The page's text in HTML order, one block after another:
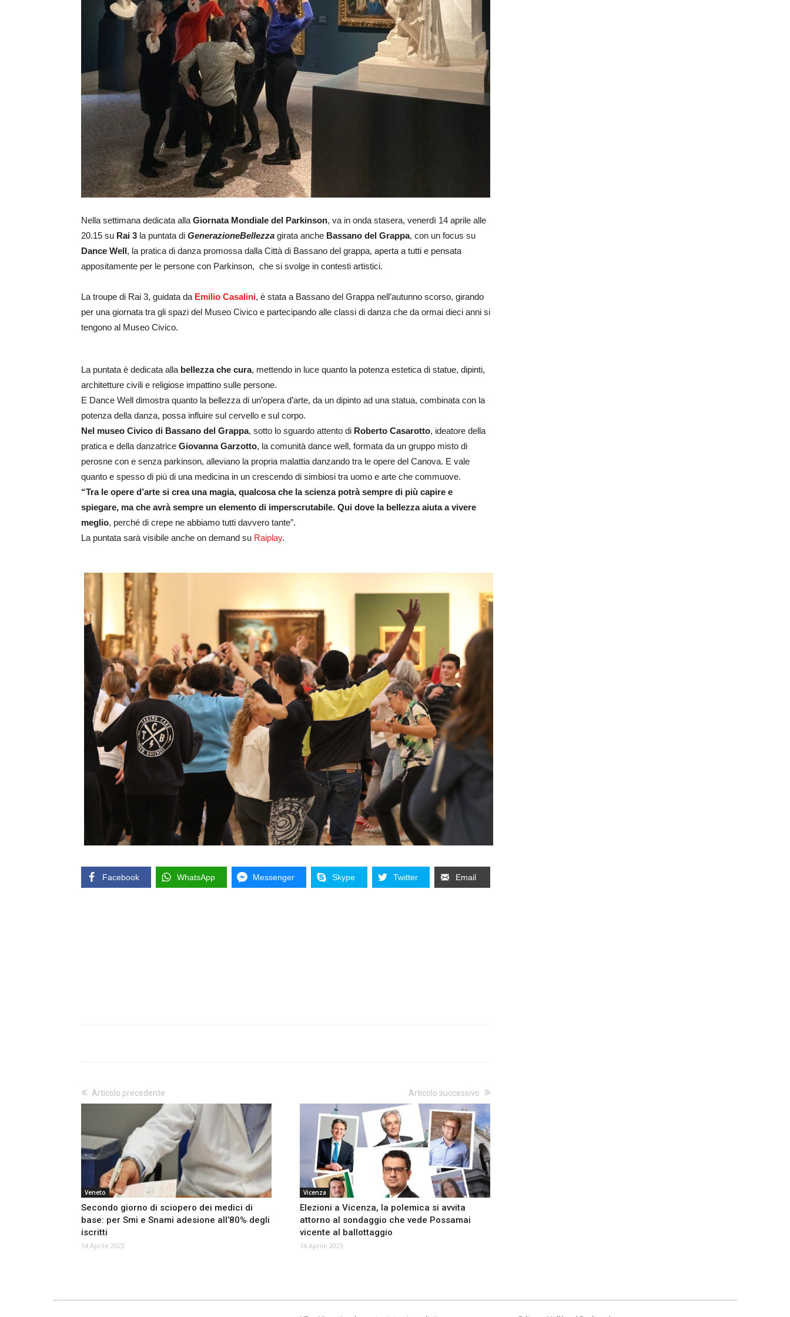
Nella settimana dedicata alla Giornata Mondiale del Parkinson, va in onda stasera, venerdì 14 aprile alle
20.15 su Rai 3 la puntata di GenerazioneBellezza girata anche Bassano del Grappa, con un focus su
Dance Well, la pratica di danza promossa dalla Città di Bassano del grappa, aperta a tutti e pensata
appositamente per le persone con Parkinson, che si svolge in contesti artistici.
La troupe di Rai 3, guidata da Emilio Casalini, è stata a Bassano del Grappa nell’autunno scorso, girando
per una giornata tra gli spazi del Museo Civico e partecipando alle classi di danza che da ormai dieci anni si
tengono al Museo Civico.
La puntata è dedicata alla bellezza che cura, mettendo in luce quanto la potenza estetica di statue, dipinti,
architetture civili e religiose impattino sulle persone.
E Dance Well dimostra quanto la bellezza di un’opera d’arte, da un dipinto ad una statua, combinata con la
potenza della danza, possa influire sul cervello e sul corpo.
Nel museo Civico di Bassano del Grappa, sotto lo sguardo attento di Roberto Casarotto, ideatore della
pratica e della danzatrice Giovanna Garzotto, la comunità dance well, formata da un gruppo misto di
perosne con e senza parkinson, alleviano la propria malattia danzando tra le opere del Canova. E vale
quanto e spesso di più di una medicina in un crescendo di simbiosi tra uomo e arte che commuove.
“Tra le opere d’arte si crea una magia, qualcosa che la scienza potrà sempre di più capire e
spiegare, ma che avrà sempre un elemento di imperscrutabile. Qui dove la bellezza aiuta a vivere
meglio, perché di crepe ne abbiamo tutti davvero tante”.
La puntata sarà visibile anche on demand su Raiplay.
Facebook WhatsApp Messenger Skype Twitter Email
Articolo precedente
Veneto
Secondo giorno di sciopero dei medici di
base: per Smi e Snami adesione all’80% degli
iscritti
14 Aprile 2023
Articolo successivo
Vicenza
Elezioni a Vicenza, la polemica si avvita
attorno al sondaggio che vede Possamai
vicente al ballottaggio
14 Aprile 2023